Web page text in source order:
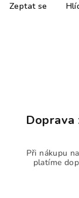
Zeptat se
Doprava
Při nákupu
platíme